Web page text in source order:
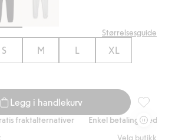
Størrelsesguide
S M L XL
Legg i handlekurv
Enkel betaling med Vipps &
Velg butikk